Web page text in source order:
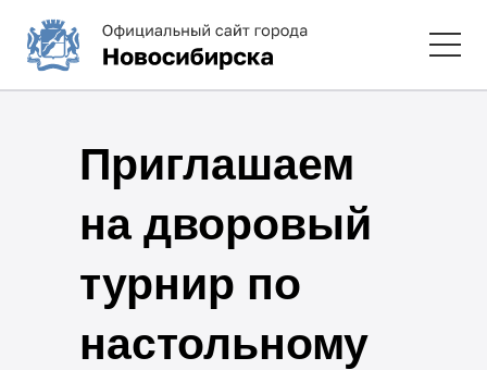
Приглашаем
на дворовый
турнир по
настольному